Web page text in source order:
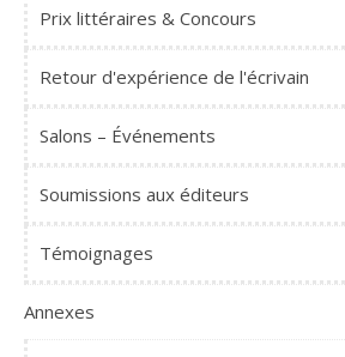
Prix littéraires & Concours
Retour d'expérience de l'écrivain
Salons – Événements
Soumissions aux éditeurs
Témoignages
Annexes